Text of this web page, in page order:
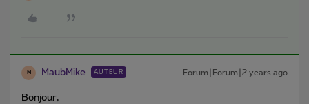
M MaubMike AUTEUR Forum|Forum|2 years ago
Bonjour,